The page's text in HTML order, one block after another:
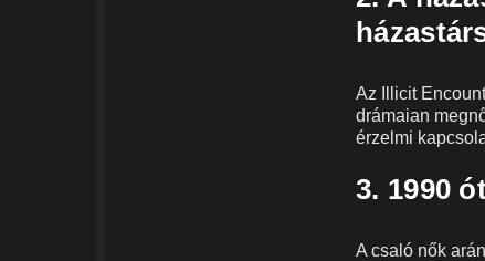
Az Illicit
drámaian
érzelmi
3. 1990
A csaló nők